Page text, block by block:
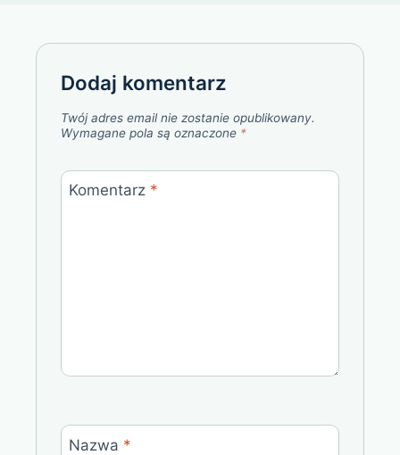
Dodaj komentarz
Twój adres email nie zostanie opublikowany.
Wymagane pola są oznaczone *
Komentarz *
Nazwa *